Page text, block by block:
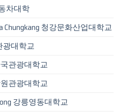
차대학
Chungkang 청강문화산업대학교
광대학교
국관광대학교
원관광대학교
강릉영동대학교